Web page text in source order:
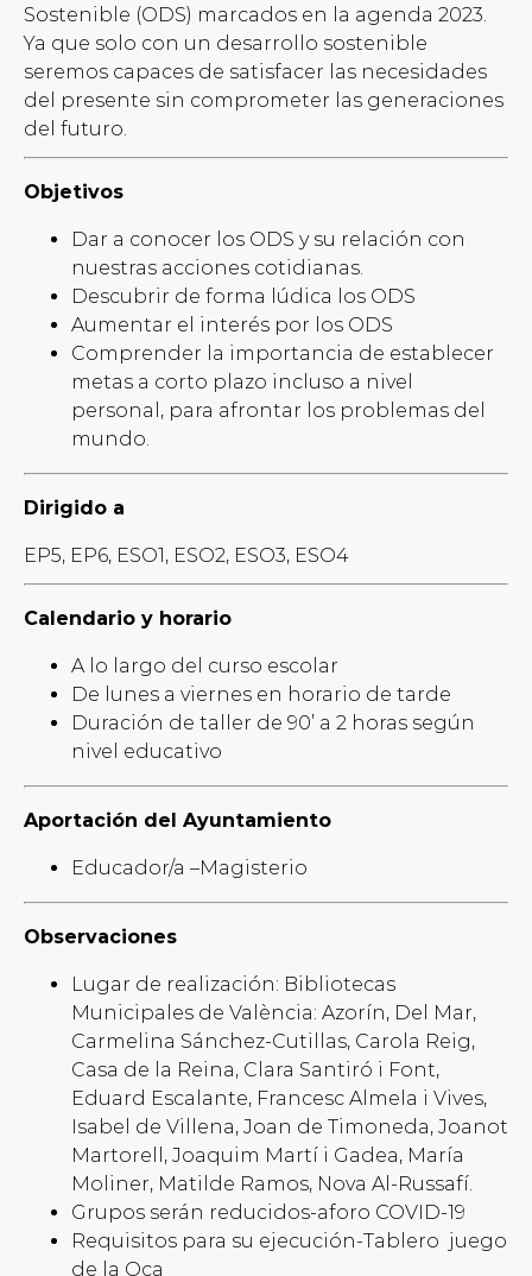
Sostenible (ODS) marcados en la agenda 2023.
Ya que solo con un desarrollo sostenible
seremos capaces de satisfacer las necesidades
del presente sin comprometer las generaciones
del futuro.
Objetivos
Dar a conocer los ODS y su relación con
nuestras acciones cotidianas.
Descubrir de forma lúdica los ODS
Aumentar el interés por los ODS
Comprender la importancia de establecer
metas a corto plazo incluso a nivel
personal, para afrontar los problemas del
mundo.
Dirigido a
EP5, EP6, ESO1, ESO2, ESO3, ESO4
Calendario y horario
A lo largo del curso escolar
De lunes a viernes en horario de tarde
Duración de taller de 90’ a 2 horas según
nivel educativo
Aportación del Ayuntamiento
Educador/a –Magisterio
Observaciones
Lugar de realización: Bibliotecas
Municipales de València: Azorín, Del Mar,
Carmelina Sánchez-Cutillas, Carola Reig,
Casa de la Reina, Clara Santiró i Font,
Eduard Escalante, Francesc Almela i Vives,
Isabel de Villena, Joan de Timoneda, Joanot
Martorell, Joaquim Martí i Gadea, María
Moliner, Matilde Ramos, Nova Al-Russafí.
Grupos serán reducidos-aforo COVID-19
Requisitos para su ejecución-Tablero juego
de la Oca